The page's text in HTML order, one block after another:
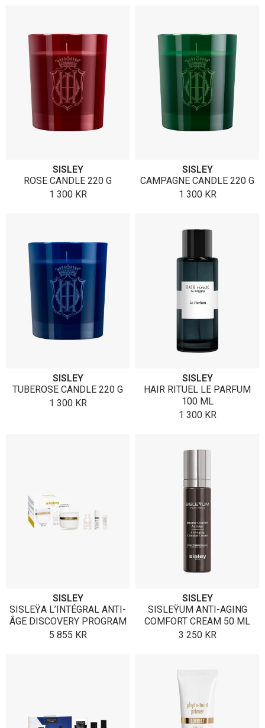
SISLEY
ROSE CANDLE 220 G
1 300 KR
SISLEY
CAMPAGNE CANDLE 220 G
1 300 KR
SISLEY
TUBEROSE CANDLE 220 G
1 300 KR
SISLEY
HAIR RITUEL LE PARFUM
100 ML
1 300 KR
SISLEY
SISLEŸA L’INTÉGRAL ANTI-
ÂGE DISCOVERY PROGRAM
5 855 KR
SISLEY
SISLEŸUM ANTI-AGING
COMFORT CREAM 50 ML
3 250 KR